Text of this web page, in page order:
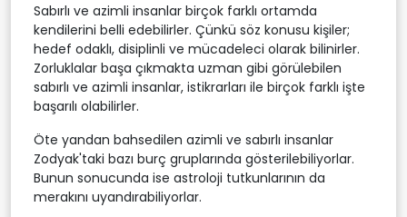
Sabırlı ve azimli insanlar birçok farklı ortamda
kendilerini belli edebilirler. Çünkü söz konusu kişiler;
hedef odaklı, disiplinli ve mücadeleci olarak bilinirler.
Zorluklalar başa çıkmakta uzman gibi görülebilen
sabırlı ve azimli insanlar, istikrarları ile birçok farklı işte
başarılı olabilirler.
Öte yandan bahsedilen azimli ve sabırlı insanlar
Zodyak'taki bazı burç gruplarında gösterilebiliyorlar.
Bunun sonucunda ise astroloji tutkunlarının da
merakını uyandırabiliyorlar.